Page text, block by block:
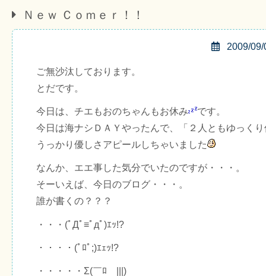
Ｎｅｗ Ｃｏｍｅｒ！！
2009/09/
ご無沙汰しております。
とだです。
今日は、チエもおのちゃんもお休み
です。
今日は海ナシＤＡＹやったんで、「２人ともゆっく
うっかり優しさアピールしちゃいました
なんか、エエ事した気分でいたのですが・・・。
そーいえば、今日のブログ・・・。
誰が書くの？？？
・・・(ﾟДﾟ≡ﾟдﾟ)ｴｯ!?
・・・・(ﾟﾛﾟ;)ｴｪｯ!?
・・・・・Σ(￣ﾛ￣|||)